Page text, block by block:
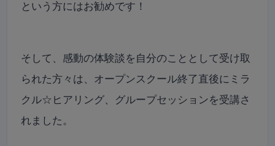
という方にはお勧めです！
そして、感動の体験談を自分のこととして受け取
られた方々は、オープンスクール終了直後にミラ
クル☆ヒアリング、グループセッションを受講さ
れました。